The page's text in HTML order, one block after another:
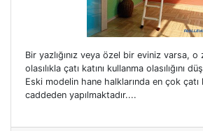
Bir yazlığınız veya özel bir eviniz varsa, o
olasılıkla çatı katını kullanma olasılığını
Eski modelin hane halklarında en çok çatı
caddeden yapılmaktadır....